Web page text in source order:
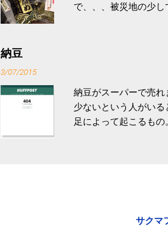
で、、、被災地の少
税になるということ
納豆
3/07/2015
納豆がスーパーで売
少ないという人がい
足によって起こるも
いためには、食生活
豆」！ 1日1パックで
味しい食べかた」は
サクマ